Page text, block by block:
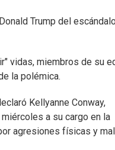
Trump del
vidas, miembros de su
la polémica.
Kellyanne Conway,
a su cargo en la
agresiones físicas y